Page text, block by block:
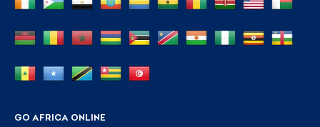
GO AFRICA ONLINE